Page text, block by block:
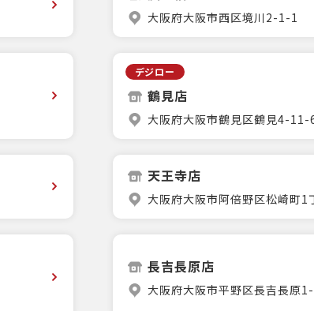
大阪府大阪市西区境川2-1-1
デジロー
鶴見店
大阪府大阪市鶴見区鶴見4-11-
天王寺店
大阪府大阪市阿倍野区松崎町
長吉長原店
大阪府大阪市平野区長吉長原